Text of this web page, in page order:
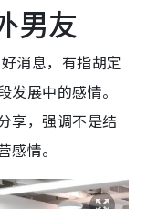
男友
消息，有指胡定
展中的感情。
享，强调不是结
情。